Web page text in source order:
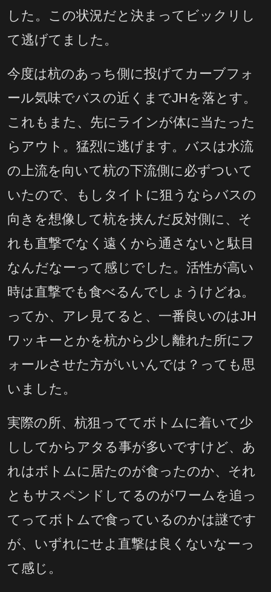
した。この状況だと決まってビックリし
て逃げてました。
今度は杭のあっち側に投げてカーブフォ
ール気味でバスの近くまでJHを落とす。
これもまた、先にラインが体に当たった
らアウト。猛烈に逃げます。バスは水流
の上流を向いて杭の下流側に必ずついて
いたので、もしタイトに狙うならバスの
向きを想像して杭を挟んだ反対側に、そ
れも直撃でなく遠くから通さないと駄目
なんだなーって感じでした。活性が高い
時は直撃でも食べるんでしょうけどね。
ってか、アレ見てると、一番良いのはJH
ワッキーとかを杭から少し離れた所にフ
ォールさせた方がいいんでは？っても思
いました。
実際の所、杭狙っててボトムに着いて少
ししてからアタる事が多いですけど、あ
れはボトムに居たのが食ったのか、それ
ともサスペンドしてるのがワームを追っ
てってボトムで食っているのかは謎です
が、いずれにせよ直撃は良くないなーっ
て感じ。